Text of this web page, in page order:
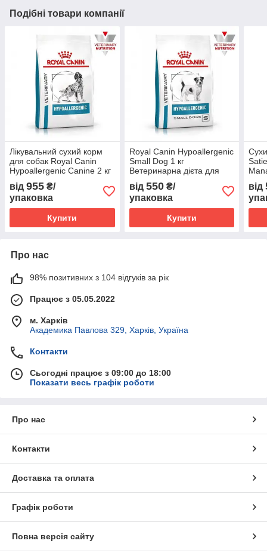
Подібні товари компанії
Лікувальний сухий корм
для собак Royal Canin
Hypoallergenic Canine 2 кг
від 955 ₴/
упаковка
Купити
Royal Canin Hypoallergenic
Small Dog 1 кг
Ветеринарна дієта для
небажаній реакції на корм
від 550₴/
упаковка
Купити
від
Про нас
98% позитивних з 104 відгуків за рік
Працює з 05.05.2022
м. Харків
Академика Павлова 329, Харків, Україна
Контакти
Сьогодні працює з 09:00 до 18:00
Показати весь графік роботи
Про нас
Контакти
Доставка та оплата
Графік роботи
Повна версія сайту